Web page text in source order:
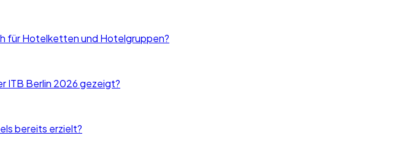
für Hotelketten und Hotelgruppen?
ITB Berlin 2026 gezeigt?
bereits erzielt?